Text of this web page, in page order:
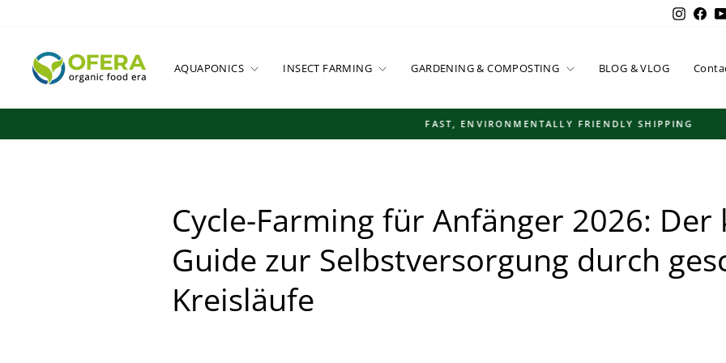
content
AQUAPONICS INSECT FARMING GARDENING & COMPOSTING BLOG & VLOG
Pause
FAST, ENVIRONMENTALLY FRIENDLY SHIPPING
Cycle-Farming für Anfänger 2026:
Guide zur Selbstversorgung durch
Kreisläufe